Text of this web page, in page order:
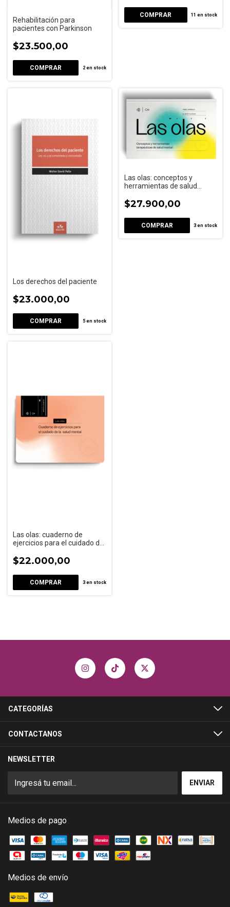
Rehabilitación para
pacientes con Parkinson
$23.500,00
2en stock
11 en stock
Los derechos del paciente
$23.000,00
5en stock
Las olas: conceptos y
herramientas de salud
$27.900,00
3 en stock
Las olas: cuaderno de
ejercicios para el cuidado de
$22.000,00
3en stock
CATEGORÍAS
CONTACTANOS
NEWSLETTER
Medios de pago
Medios de envío